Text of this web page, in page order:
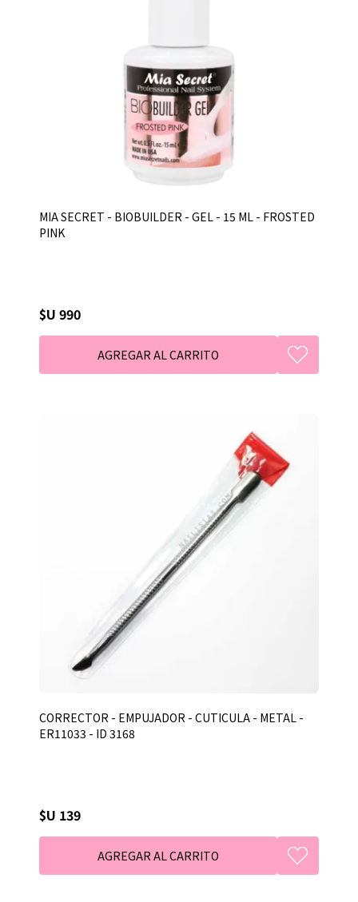
MIA SECRET - BIOBUILDER - GEL - 15 ML - FROSTED
PINK
$U 990
CORRECTOR - EMPUJADOR - CUTICULA - METAL -
ER11033 - ID 3168
$U 139